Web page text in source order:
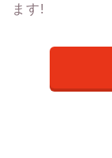
ます!